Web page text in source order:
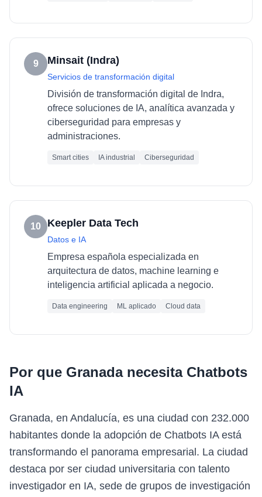
9 Minsait (Indra)
Servicios de transformación digital
División de transformación digital de Indra,
ofrece soluciones de IA, analítica avanzada y
ciberseguridad para empresas y
administraciones.
Smart cities IA industrial Ciberseguridad
10 Keepler Data Tech
Datos e IA
Empresa española especializada en
arquitectura de datos, machine learning e
inteligencia artificial aplicada a negocio.
Data engineering ML aplicado Cloud data
Por que Granadanecesita Chatbots
IA
Granada, en Andalucía, es una ciudad con 232.000
habitantes donde la adopción de Chatbots IA está
transformando el panorama empresarial. La ciudad
destaca por ser ciudad universitaria con talento
investigador en IA, sede de grupos de investigación